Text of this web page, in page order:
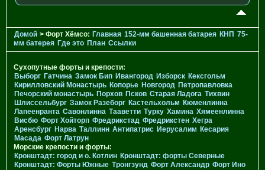
Домой > Форт Хёмсо: Главная 152-мм башенная батарея КНП 75-
мм батерея Где это План Ссылки
Сухопутные форты и крепости:
Выборг Гатчина Замок Бип Ивангород Изборск Кексгольм
Кирилловский Монастырь Копорье Новгород Петропавловка
Печорcкий монастырь Порхов Псков Старая Ладога Тихвин
Шлиссельбург Замок Разеборг Кастельхольм Кюменлинна
Лапеенранта Савонлинна Тааветти Турку Хамина Хямеенлинна
Висбю Форт Хойторп Фредрикстад Фредрикстен Хегра
Аренсбург Нарва Таллинн Антипатрис Иерусалим Кесария
Масада Форт Латрун
Морские крепости и форты:
Кронштадт: город и о. Котлин Кронштадт: форты Северные
Кронштадт: Форты Южные Тронгзунд Форт Александр Форт Ино